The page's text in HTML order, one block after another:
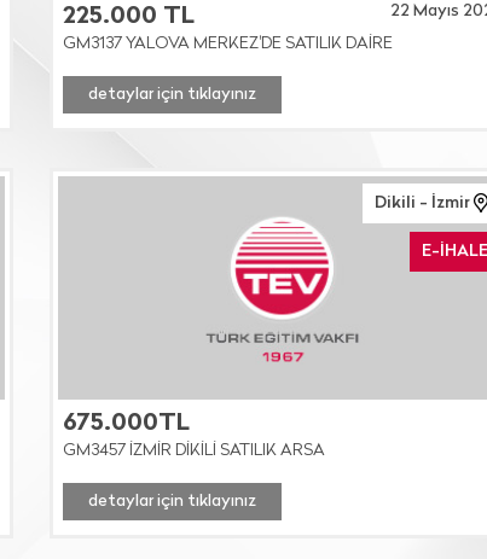
225.000 TL
22 Mayıs
GM3137 YALOVA MERKEZ'DE SATILIK DAİRE
detaylar için tıklayınız
Dikili - İzmir
E-İHALE
675.000TL
GM3457 İZMİR DİKİLİ SATILIK ARSA
detaylar için tıklayınız